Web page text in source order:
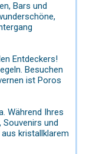
Bars und
Entdeckers!
Besuchen
ist Poros
Während Ihres
und
kristallklarem